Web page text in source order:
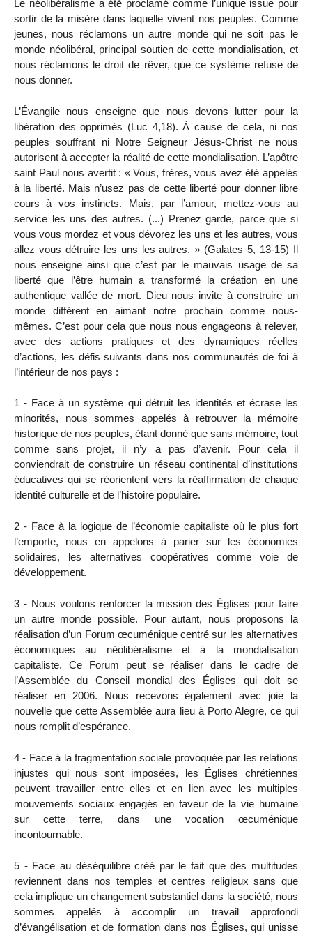
Le néolibéralisme a été proclamé comme l’unique issue pour
sortir de la misère dans laquelle vivent nos peuples. Comme
jeunes, nous réclamons un autre monde qui ne soit pas le
monde néolibéral, principal soutien de cette mondialisation, et
nous réclamons le droit de rêver, que ce système refuse de
nous donner.
L’Évangile nous enseigne que nous devons lutter pour la
libération des opprimés (Luc 4,18). À cause de cela, ni nos
peuples souffrant ni Notre Seigneur Jésus-Christ ne nous
autorisent à accepter la réalité de cette mondialisation. L’apôtre
saint Paul nous avertit : « Vous, frères, vous avez été appelés
à la liberté. Mais n’usez pas de cette liberté pour donner libre
cours à vos instincts. Mais, par l’amour, mettez-vous au
service les uns des autres. (...) Prenez garde, parce que si
vous vous mordez et vous dévorez les uns et les autres, vous
allez vous détruire les uns les autres. » (Galates 5, 13-15) Il
nous enseigne ainsi que c’est par le mauvais usage de sa
liberté que l’être humain a transformé la création en une
authentique vallée de mort. Dieu nous invite à construire un
monde différent en aimant notre prochain comme nous-
mêmes. C’est pour cela que nous nous engageons à relever,
avec des actions pratiques et des dynamiques réelles
d’actions, les défis suivants dans nos communautés de foi à
l’intérieur de nos pays :
1 - Face à un système qui détruit les identités et écrase les
minorités, nous sommes appelés à retrouver la mémoire
historique de nos peuples, étant donné que sans mémoire, tout
comme sans projet, il n’y a pas d’avenir. Pour cela il
conviendrait de construire un réseau continental d’institutions
éducatives qui se réorientent vers la réaffirmation de chaque
identité culturelle et de l’histoire populaire.
2 - Face à la logique de l’économie capitaliste où le plus fort
l’emporte, nous en appelons à parier sur les économies
solidaires, les alternatives coopératives comme voie de
développement.
3 - Nous voulons renforcer la mission des Églises pour faire
un autre monde possible. Pour autant, nous proposons la
réalisation d’un Forum œcuménique centré sur les alternatives
économiques au néolibéralisme et à la mondialisation
capitaliste. Ce Forum peut se réaliser dans le cadre de
l’Assemblée du Conseil mondial des Églises qui doit se
réaliser en 2006. Nous recevons également avec joie la
nouvelle que cette Assemblée aura lieu à Porto Alegre, ce qui
nous remplit d’espérance.
4 - Face à la fragmentation sociale provoquée par les relations
injustes qui nous sont imposées, les Églises chrétiennes
peuvent travailler entre elles et en lien avec les multiples
mouvements sociaux engagés en faveur de la vie humaine
sur cette terre, dans une vocation œcuménique
incontournable.
5 - Face au déséquilibre créé par le fait que des multitudes
reviennent dans nos temples et centres religieux sans que
cela implique un changement substantiel dans la société, nous
sommes appelés à accomplir un travail approfondi
d’évangélisation et de formation dans nos Églises, qui unisse